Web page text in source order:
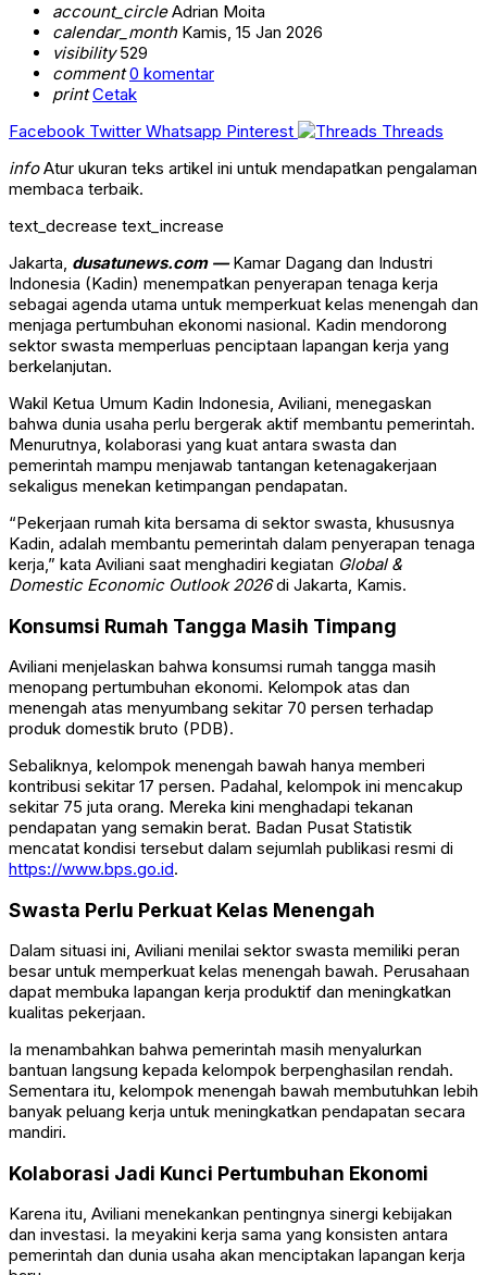
account_circleAdrian Moita
calendar_monthKamis, 15 Jan 2026
visibility529
comment 0 komentar
print Cetak
Facebook Twitter Whatsapp Pinterest
Threads
infoAtur ukuran teks artikel ini untuk mendapatkan pengalaman
membaca terbaik.
text_decrease text_increase
Jakarta, dusatunews.com —Kamar Dagang dan Industri
Indonesia (Kadin) menempatkan penyerapan tenaga kerja
sebagai agenda utama untuk memperkuat kelas menengah dan
menjaga pertumbuhan ekonomi nasional. Kadin mendorong
sektor swasta memperluas penciptaan lapangan kerja yang
berkelanjutan.
Wakil Ketua Umum Kadin Indonesia, Aviliani, menegaskan
bahwa dunia usaha perlu bergerak aktif membantu pemerintah.
Menurutnya, kolaborasi yang kuat antara swasta dan
pemerintah mampu menjawab tantangan ketenagakerjaan
sekaligus menekan ketimpangan pendapatan.
“Pekerjaan rumah kita bersama di sektor swasta, khususnya
Kadin, adalah membantu pemerintah dalam penyerapan tenaga
kerja,” kata Aviliani saat menghadiri kegiatan Global &
Domestic Economic Outlook 2026di Jakarta, Kamis.
Konsumsi Rumah Tangga Masih Timpang
Aviliani menjelaskan bahwa konsumsi rumah tangga masih
menopang pertumbuhan ekonomi. Kelompok atas dan
menengah atas menyumbang sekitar 70 persen terhadap
produk domestik bruto (PDB).
Sebaliknya, kelompok menengah bawah hanya memberi
kontribusi sekitar 17 persen. Padahal, kelompok ini mencakup
sekitar 75 juta orang. Mereka kini menghadapi tekanan
pendapatan yang semakin berat. Badan Pusat Statistik
mencatat kondisi tersebut dalam sejumlah publikasi resmi di
https://www.bps.go.id.
Swasta Perlu Perkuat Kelas Menengah
Dalam situasi ini, Aviliani menilai sektor swasta memiliki peran
besar untuk memperkuat kelas menengah bawah. Perusahaan
dapat membuka lapangan kerja produktif dan meningkatkan
kualitas pekerjaan.
Ia menambahkan bahwa pemerintah masih menyalurkan
bantuan langsung kepada kelompok berpenghasilan rendah.
Sementara itu, kelompok menengah bawah membutuhkan lebih
banyak peluang kerja untuk meningkatkan pendapatan secara
mandiri.
Kolaborasi Jadi Kunci Pertumbuhan Ekonomi
Karena itu, Aviliani menekankan pentingnya sinergi kebijakan
dan investasi. Ia meyakini kerja sama yang konsisten antara
pemerintah dan dunia usaha akan menciptakan lapangan kerja